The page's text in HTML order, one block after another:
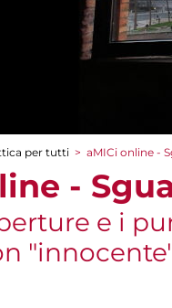
per tutti > aMICi online -
-
e i